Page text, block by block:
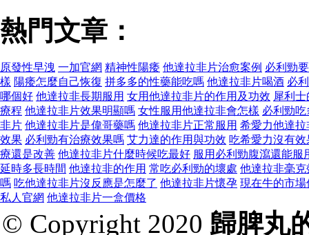
熱門文章：
原發性早洩 一加官網 精神性陽痿 他達拉非片治愈案例 必利勁
樣 陽痿怎麼自己恢復 拼多多的性藥能吃嗎 他達拉非片喝酒 必
哪個好 他達拉非長期服用 女用他達拉非片的作用及功效 犀利
療程 他達拉非片效果明顯嗎 女性服用他達拉非會怎樣 必利勁
非片 他達拉非片是偉哥藥嗎 他達拉非片正常服用 希愛力他達
效果 必利勁有治療效果嗎 艾力達的作用與功效 吃希愛力沒有效
療還是改善 他達拉非片什麼時候吃最好 服用必利勁腹瀉還能服
延時多長時間 他達拉非的作用 常吃必利勁的壞處 他達拉非毫克
嗎 吃他達拉非片沒反應是怎麼了 他達拉非片懷孕 現在牛的市場
私人官網 他達拉非片一盒價格
© Copyright 2020 歸脾丸